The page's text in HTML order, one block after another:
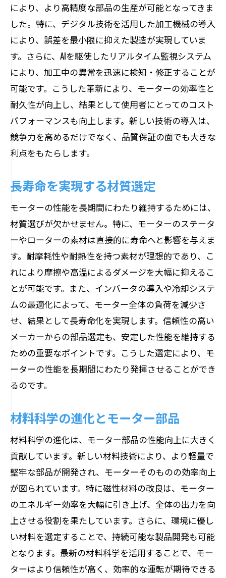
により、より高精度な部品の生産が可能となってきま
した。特に、デジタル技術を活用した加工機械の導入
により、誤差を最小限に抑えた製造が実現していま
す。さらに、AIを駆使したリアルタイム監視システム
により、加工中の異常を迅速に検知・修正することが
可能です。こうした革新により、モーターの効率性と
耐久性が向上し、結果として使用者にとってのコスト
パフォーマンスも向上します。新しい技術の導入は、
競争力を高めるだけでなく、品質保証の面でも大きな
利点をもたらします。
長寿命を実現する材質選定
モーターの性能を長期間にわたり維持するためには、
材質選びが欠かせません。特に、モーターのステータ
ーやローターの素材は直接的に寿命へと影響を与えま
す。耐摩耗性や耐熱性を持つ素材が理想的であり、こ
れにより摩擦や高温によるダメージを大幅に抑えるこ
とが可能です。また、インバータの導入や冷却システ
ムの最適化によって、モーター全体の負荷を減少さ
せ、結果として長寿命化を実現します。信頼性の高い
メーカーからの部品選定も、安定した性能を維持する
ための重要なポイントです。こうした選定により、モ
ーターの性能を長期間にわたり発揮させることができ
るのです。
材料科学の進化とモーター部品
材料科学の進化は、モーター部品の性能向上に大きく
貢献しています。新しい材料技術により、より軽量で
堅牢な部品が開発され、モーターそのものの効率向上
が図られています。特に磁性材料の改良は、モーター
のエネルギー効率を大幅に引き上げ、全体の出力を向
上させる役割を果たしています。さらに、環境に優し
い材料を選定することで、持続可能な製品開発も可能
となります。最新の材料科学を活用することで、モー
ターはより信頼性が高く、効率的な運転が期待できる